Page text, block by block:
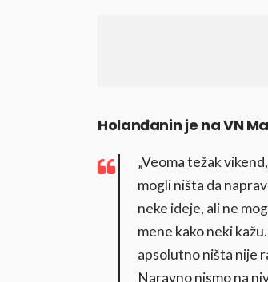
Holanđanin je na VN
„Veoma težak
mogli ništa da
neke ideje, ali ne
mene kako neki
apsolutno ništa nije
Naravno nismo na